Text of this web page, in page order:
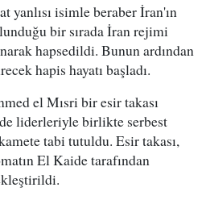
yanlısı isimle beraber İran'ın
bir sırada İran rejimi
hapsedildi. Bunun ardından
hapis hayatı başladı.
el Mısri bir esir takası
liderleriyle birlikte serbest
tabi tutuldu. Esir takası,
El Kaide tarafından